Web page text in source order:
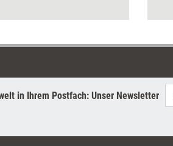
er co-kreativ zur Entfaltung
in Ihrem Postfach: Unser Newsletter